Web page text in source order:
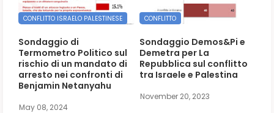
CONFLITTO ISRAELO PALESTINESE
Sondaggio di
Termometro Politico sul
rischio di un mandato di
arresto nei confronti di
Benjamin Netanyahu
May 08, 2024
CONFLITTO
Sondaggio Demos&Pi e
Demetra per La
Repubblica sul conflitto
tra Israele e Palestina
November 20, 2023